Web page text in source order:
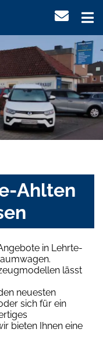
Ahlten
in Lehrte-
lässt
neuesten
sich für ein
bieten Ihnen eine